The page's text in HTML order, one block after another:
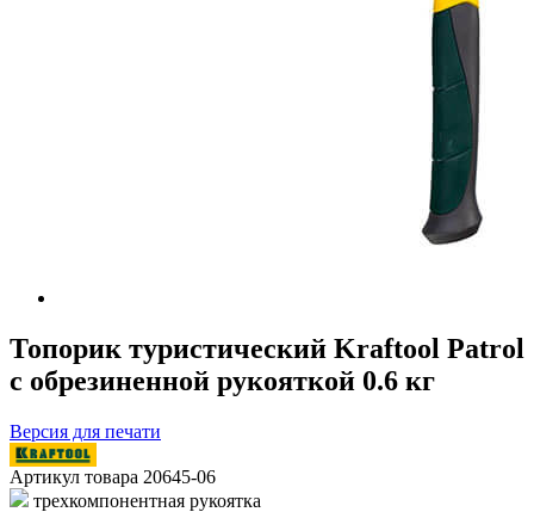
Топорик туристический Kraftool Patrol
с обрезиненной рукояткой 0.6 кг
Версия для печати
Артикул товара 20645-06
трехкомпонентная рукоятка